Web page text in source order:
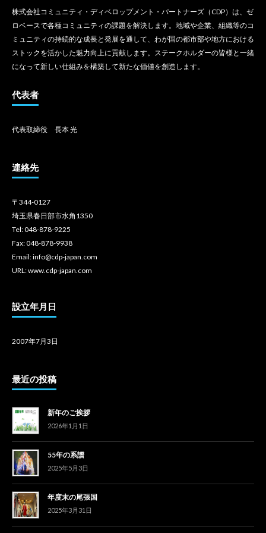
株式会社コミュニティ・ディベロップメント・パートナーズ（CDP）は、ゼ
ロベースで各種コミュニティの課題を解決します。地域や企業、組織等のコ
ミュニティの持続的な成長と発展を通して、わが国の都市部や地方における
ストックを活かした魅力向上に貢献します。ステークホルダーの皆様と一緒
になって新しい仕組みを構築して新たな価値を創造します。
代表者
代表取締役 長本 光
連絡先
〒344-0127
埼玉県春日部市水角1350
Tel: 048-878-9225
Fax: 048-878-9938
Email: info@cdp-japan.com
URL: www.cdp-japan.com
設立年月日
2007年7月3日
最近の投稿
新年のご挨拶
2026年1月1日
55年の系譜
2025年5月3日
年度末の尾張国
2025年3月31日